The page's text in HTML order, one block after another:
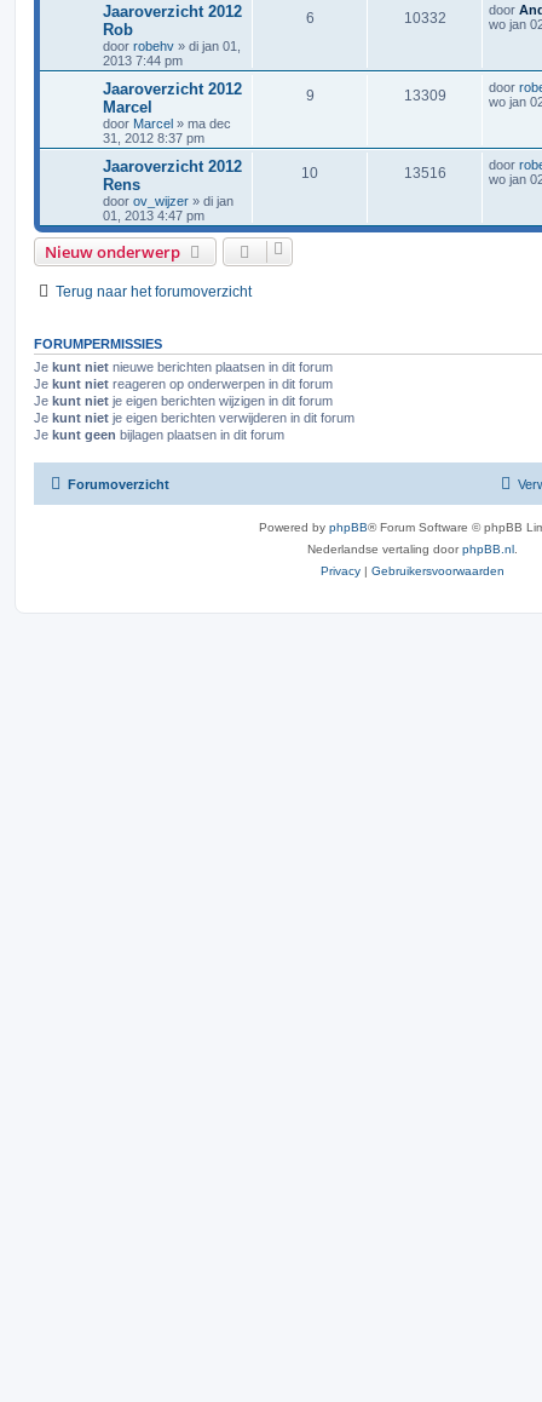
Jaaroverzicht 2012
Rob
door robehv » di jan 01,
2013 7:44 pm
6 10332 door
wo jan
Jaaroverzicht 2012
Marcel
door Marcel » ma dec
31, 2012 8:37 pm
9 13309 door
wo jan
Jaaroverzicht 2012
Rens
door ov_wijzer » di jan
01, 2013 4:47 pm
10 13516 door
wo jan
Nieuw onderwerp
Terug naar het forumoverzicht
FORUMPERMISSIES
Je kunt niet nieuwe berichten plaatsen in dit forum
Je kunt niet reageren op onderwerpen in dit forum
Je kunt niet je eigen berichten wijzigen in dit forum
Je kunt niet je eigen berichten verwijderen in dit forum
Je kunt geen bijlagen plaatsen in dit forum
Forumoverzicht
Powered by phpBB® Forum Software © phpBB
Nederlandse vertaling doorphpBB.nl.
Privacy| Gebruikersvoorwaarden